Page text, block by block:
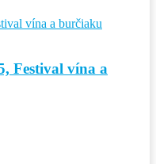
Festival vína a